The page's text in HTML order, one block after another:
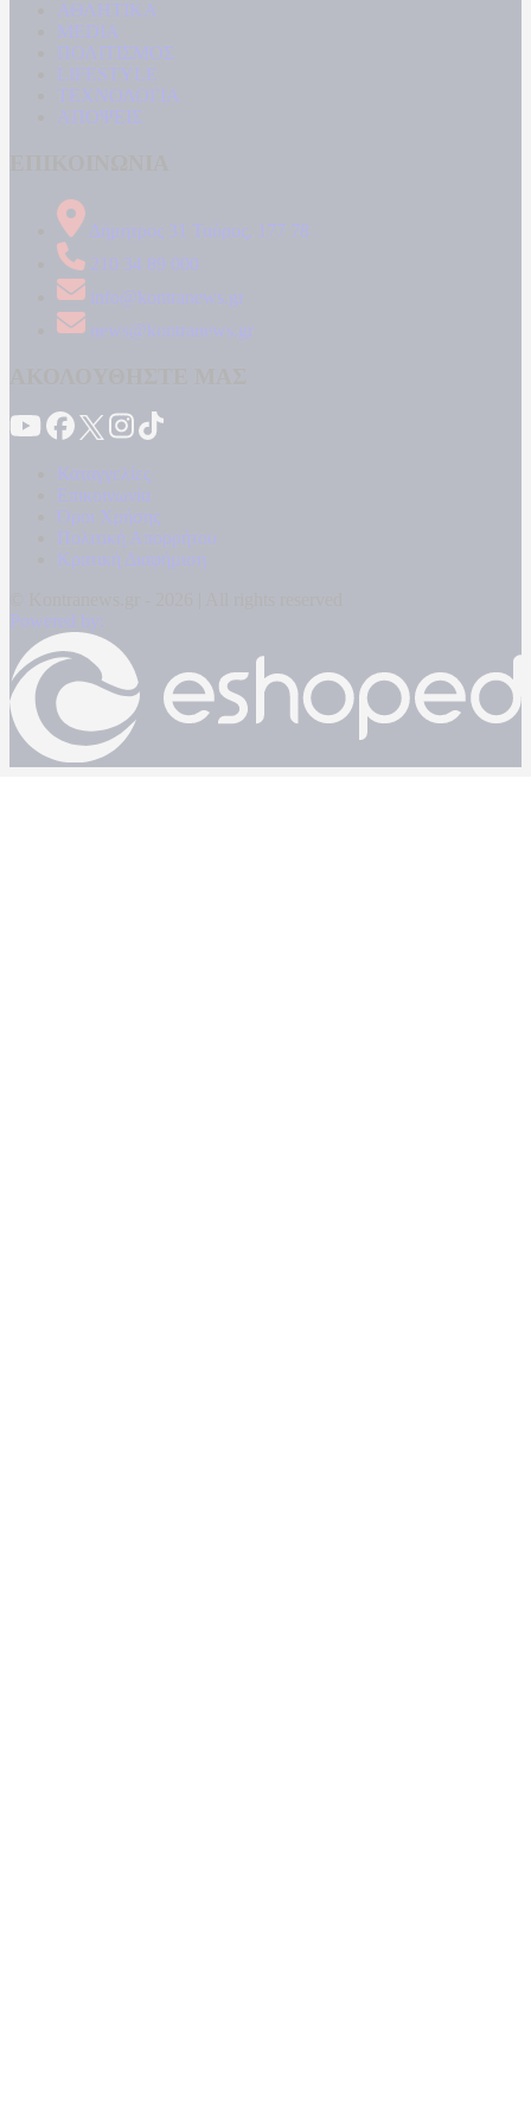
ΑΘΛΗΤΙΚΑ
MEDIA
ΠΟΛΙΤΙΣΜΟΣ
LIFESTYLE
ΤΕΧΝΟΛΟΓΙΑ
ΑΠΟΨΕΙΣ
Δήμητρος 31 Ταύρος, 177 78
210 34 89 000
info@kontranews.gr
news@kontranews.gr
Καταγγελίες
Επικοινωνία
Όροι Χρήσης
Πολιτική Απορρήτου
Κρατική Διαφήμιση
Powered by: